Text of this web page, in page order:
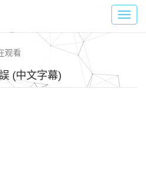
观看
(中文字幕)